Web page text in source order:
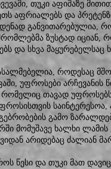
თუკი აფიშაზე
აფრიალებს და
განვითარებულია,
ზუსტად იციან,
და სხვა
როდესაც
უფროსები არჩევანის
რომელიც თავად
საინტერესოა,
გამო
მომუშავე ხალხი
არიდებაც ძალიან
წესი და თუკი მათ